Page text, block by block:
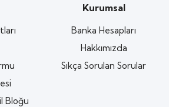
Bloğu
Kurumsal
Banka Hesapları
Hakkımızda
Sıkça Sorulan Sorular